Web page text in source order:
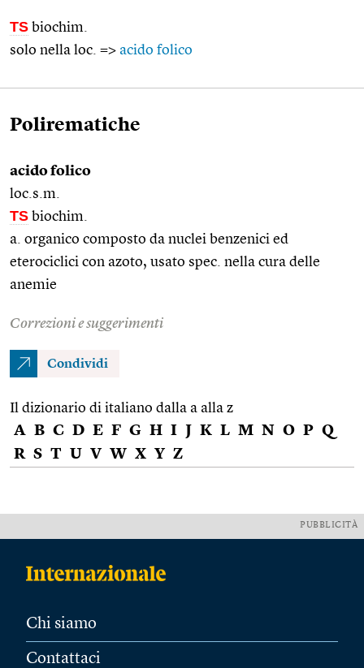
TS biochim.
solo nella loc. => acido folico
Polirematiche
acido folico
loc.s.m.
TS biochim.
a. organico composto da nuclei benzenici ed
eterociclici con azoto, usato spec. nella cura delle
anemie
Correzioni e suggerimenti
Condividi
Il dizionario di italiano dalla a alla z
A B C D E F G H I J K L M N O P Q
R S T U V W X Y Z
PUBBLICITÀ
Chi siamo
Contattaci